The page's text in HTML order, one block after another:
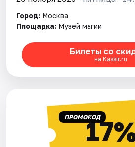
Город: Москва
Площадка: Музей магии
Билеты со
на Kassir.ru
ПРОМОКОД